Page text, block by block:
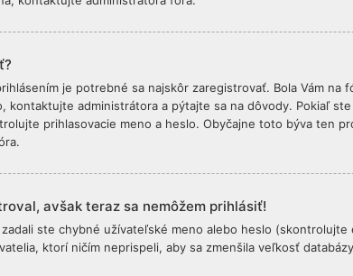
je potrebné sa najskôr zaregistrovať. Bola Vám na
kontaktujte administrátora a pýtajte sa na dôvody. Pokiaľ
prihlasovacie meno a heslo. Obyčajne toto býva ten
avšak teraz sa nemôžem prihlásiť!
ste chybné užívateľské meno alebo heslo
ktorí ničím neprispeli, aby sa zmenšila veľkosť